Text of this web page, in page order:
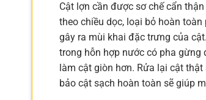
Cật lợn cần được sơ chế cẩn
theo chiều dọc, loại bỏ hoàn
gây ra mùi khai đặc trưng của
trong hỗn hợp nước có pha gừng
làm cật giòn hơn. Rửa lại cật
bảo cật sạch hoàn toàn sẽ giúp